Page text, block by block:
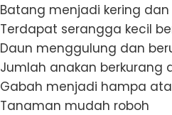
Batang menjadi kering
Terdapat serangga kecil
Daun menggulung dan
Jumlah anakan berkurang
Gabah menjadi hampa
Tanaman mudah roboh